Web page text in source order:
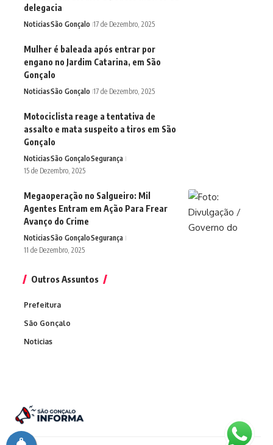
delegacia
NoticiasSão Gonçalo 17 de Dezembro, 2025
Mulher é baleada após entrar por
engano no Jardim Catarina, em São
Gonçalo
NoticiasSão Gonçalo 17 de Dezembro, 2025
Motociclista reage a tentativa de
assalto e mata suspeito a tiros em São
Gonçalo
NoticiasSão GonçaloSegurança
15 de Dezembro, 2025
Megaoperação no Salgueiro: Mil
Agentes Entram em Ação Para Frear
Avanço do Crime
NoticiasSão GonçaloSegurança
11 de Dezembro, 2025
Outros Assuntos
Prefeitura
São Gonçalo
Noticias